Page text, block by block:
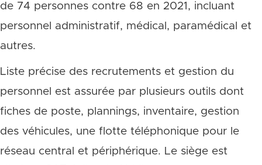
de 74 personnes contre 68 en 2021, incluant
personnel administratif, médical, paramédical et
autres.
Liste précise des recrutements et gestion du
personnel est assurée par plusieurs outils dont
fiches de poste, plannings, inventaire, gestion
des véhicules, une flotte téléphonique pour le
réseau central et périphérique. Le siège est